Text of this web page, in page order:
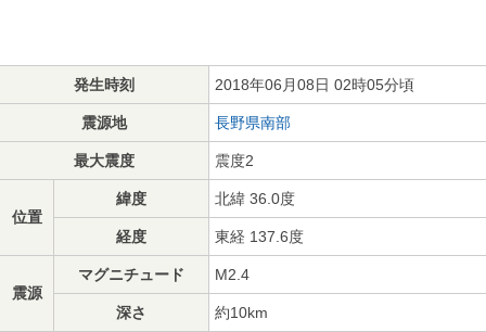
発生時刻 2018年06月08日 02時05分頃
震源地 長野県南部
最大震度 震度2
位置
緯度 北緯 36.0度
経度 東経 137.6度
震源
マグニチュード M2.4
深さ 約10km